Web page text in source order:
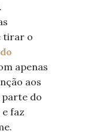
tirar o
apenas
aos
parte do
faz